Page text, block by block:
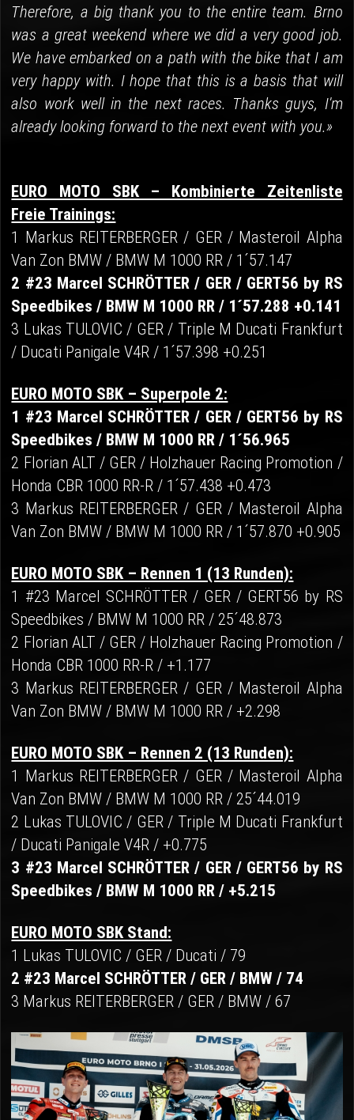
Therefore, a big thank you to the entire team. Brno
was a great weekend where we did a very good job.
We have embarked on a path with the bike that I am
very happy with. I hope that this is a basis that will
also work well in the next races. Thanks guys, I'm
already looking forward to the next event with you.»
EURO MOTO SBK – Kombinierte Zeitenliste
Freie Trainings:
1 Markus REITERBERGER / GER / Masteroil Alpha
Van Zon BMW / BMW M 1000 RR / 1´57.147
2 #23 Marcel SCHRÖTTER / GER / GERT56 by RS
Speedbikes / BMW M 1000 RR / 1´57.288 +0.141
3 Lukas TULOVIC / GER / Triple M Ducati Frankfurt
/ Ducati Panigale V4R / 1´57.398 +0.251
EURO MOTO SBK – Superpole 2:
1 #23 Marcel SCHRÖTTER / GER / GERT56 by RS
Speedbikes / BMW M 1000 RR / 1´56.965
2 Florian ALT / GER / Holzhauer Racing Promotion /
Honda CBR 1000 RR-R / 1´57.438 +0.473
3 Markus REITERBERGER / GER / Masteroil Alpha
Van Zon BMW / BMW M 1000 RR / 1´57.870 +0.905
EURO MOTO SBK – Rennen 1 (13 Runden):
1 #23 Marcel SCHRÖTTER / GER / GERT56 by RS
Speedbikes / BMW M 1000 RR / 25´48.873
2 Florian ALT / GER / Holzhauer Racing Promotion /
Honda CBR 1000 RR-R / +1.177
3 Markus REITERBERGER / GER / Masteroil Alpha
Van Zon BMW / BMW M 1000 RR / +2.298
EURO MOTO SBK – Rennen 2 (13 Runden):
1 Markus REITERBERGER / GER / Masteroil Alpha
Van Zon BMW / BMW M 1000 RR / 25´44.019
2 Lukas TULOVIC / GER / Triple M Ducati Frankfurt
/ Ducati Panigale V4R / +0.775
3 #23 Marcel SCHRÖTTER / GER / GERT56 by RS
Speedbikes / BMW M 1000 RR / +5.215
EURO MOTO SBK Stand:
1 Lukas TULOVIC / GER / Ducati / 79
2 #23 Marcel SCHRÖTTER / GER / BMW / 74
3 Markus REITERBERGER / GER / BMW / 67